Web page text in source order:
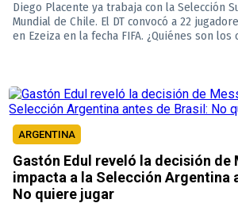
Diego Placente ya trabaja con la Selección
Mundial de Chile. El DT convocó a 22
en Ezeiza en la fecha FIFA. ¿Quiénes son los
ARGENTINA
Gastón Edul reveló la decisión de
impacta a la Selección Argentina
No quiere jugar